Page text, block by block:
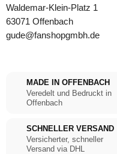
Waldemar-Klein-Platz 1
63071 Offenbach
gude@fanshopgmbh.de
MADE IN OFFENBACH
Veredelt und Bedruckt in
Offenbach
SCHNELLER VERSAND
Versicherter, schneller
Versand via DHL